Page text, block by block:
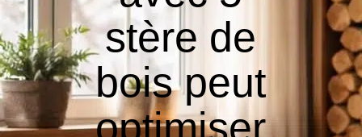
stère de
bois peut
optimiser